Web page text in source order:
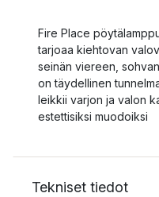
Fire Place
tarjoaa kiehtovan
seinän viereen,
on täydellinen
leikkii varjon ja valon
estettisiksi muodoiksi
Tekniset tiedot